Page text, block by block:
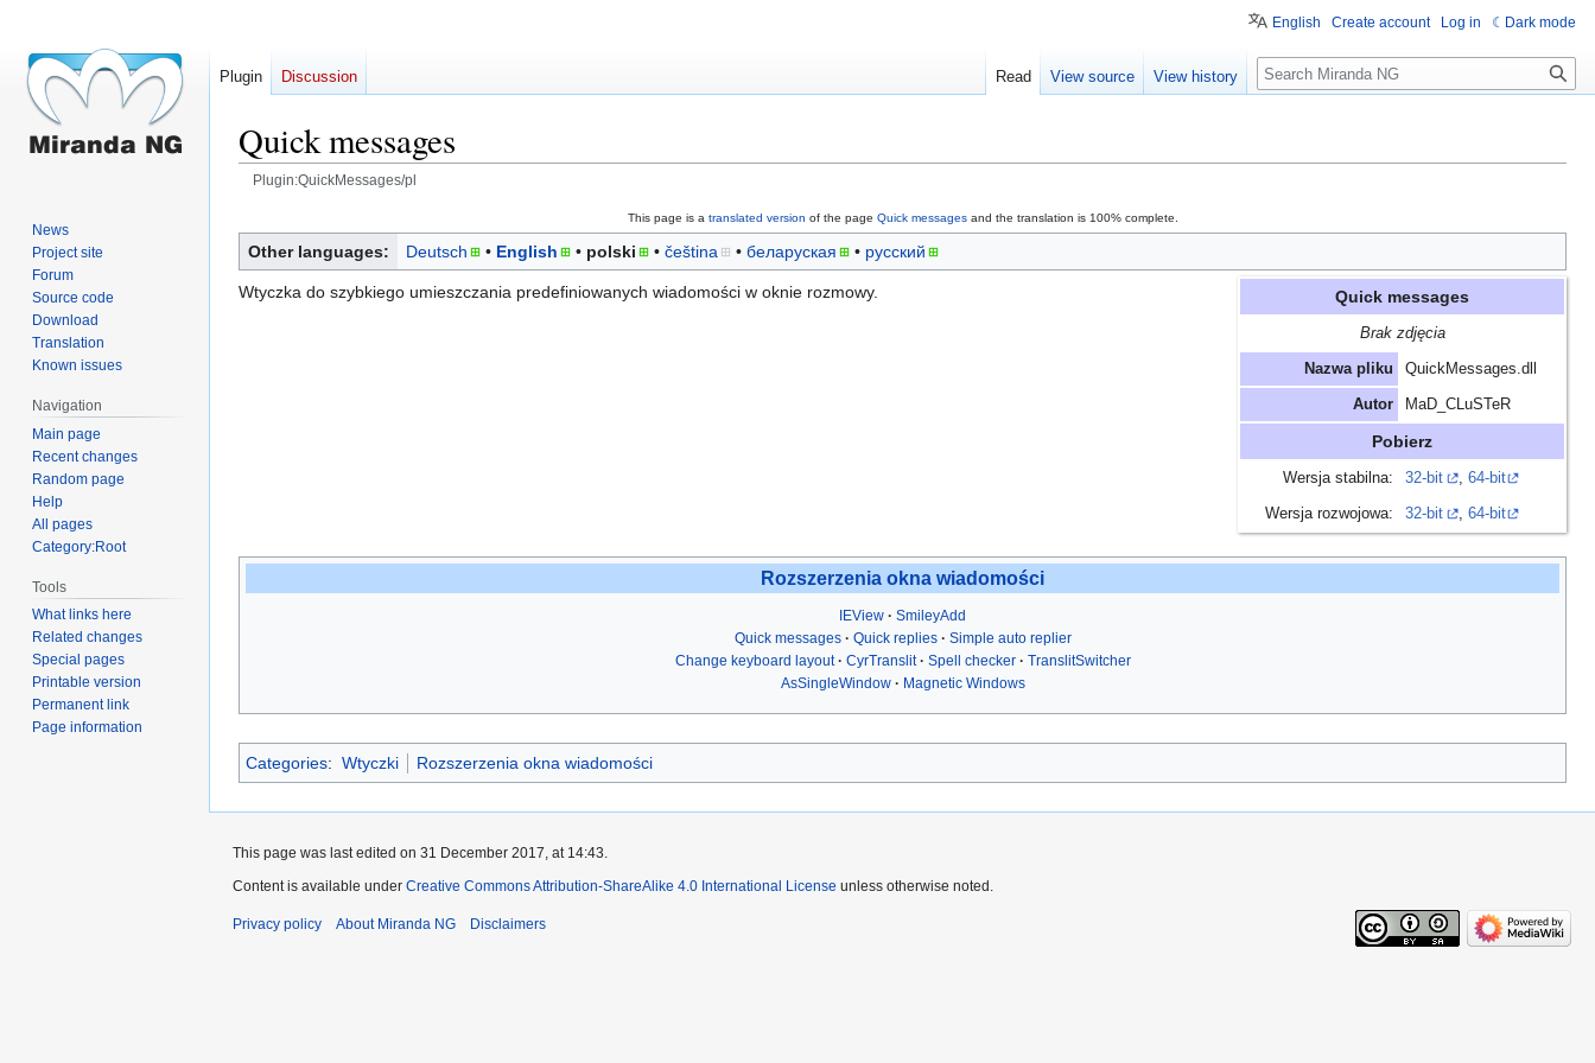
Quick messages
Plugin:QuickMessages/pl
to
navigation
to
search
This page is a translated version of the page Quick messagesand the translation is 100% complete.
Other languages: Deutsch English polski čeština беларуская русский
Quick messages
Brak zdjęcia
Nazwa pliku QuickMessages.dll
Autor MaD_CLuSTeR
Pobierz
Wersja stabilna: 32-bit , 64-bit
Wersja rozwojowa: 32-bit , 64-bit
Wtyczka do szybkiego umieszczania predefiniowanych wiadomości w oknie rozmowy.
Rozszerzenia okna wiadomości
IEView
SmileyAdd
Quick messages
Quick replies
Simple auto replier
Change keyboard layout
CyrTranslit Spell checker
TranslitSwitcher
AsSingleWindow
Magnetic Windows
Categories: Wtyczki Rozszerzenia okna wiadomości
English Create account Log in Dark mode
Plugin Discussion Read View source View history Search
News
Project site
Forum
Source code
Download
Translation
Known issues
Navigation
Main page
Recent changes
Random page
Help
All pages
Category:Root
Tools
What links here
Related changes
Special pages
Printable version
Permanent link
Page information
This page was last edited on 31 December 2017, at 14:43.
Content is available under Creative Commons Attribution-ShareAlike 4.0 International License unless otherwise noted.
Privacy policy About Miranda NG Disclaimers